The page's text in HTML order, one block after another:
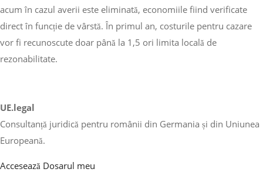
acum în cazul averii este eliminată, economiile fiind verificate
direct în funcție de vârstă. În primul an, costurile pentru cazare
vor fi recunoscute doar până la 1,5 ori limita locală de
rezonabilitate.
UE.legal
Consultanță juridică pentru românii din Germania și din Uniunea
Europeană.
Accesează Dosarul meu